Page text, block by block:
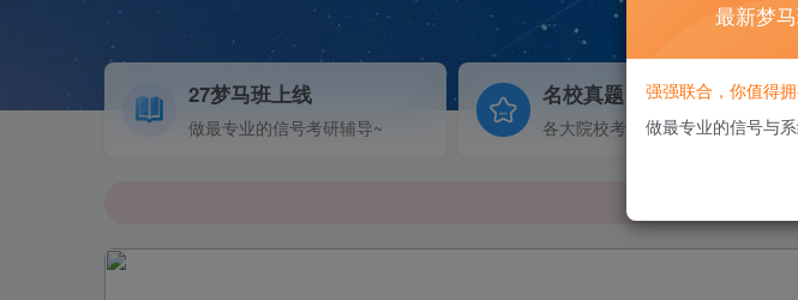
27梦马班上线
做最专业的信号考研辅导~
名校真题 99+
各大院校考研真题分享
梦
梦
最新梦
强强联合，你值得拥
做最专业的信号与